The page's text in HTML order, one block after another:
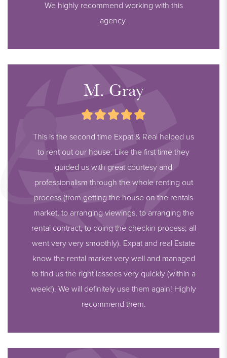
We highly recommend working with this
agency.
M. Gray
This is the second time Expat & Real helped us
to rent out our house. Like the first time they
guided us with great courtesy and
professionalism through the whole renting out
process (from getting the house on the rentals
market, to arranging viewings, to arranging the
rental contract, to doing the checkin process; all
went very very smoothly). Expat and real Estate
know the rental market very well and managed
to find us the right lessees very quickly (within a
week!). We will definitely use them again! Highly
recommend them.